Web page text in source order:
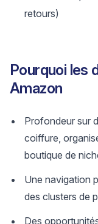
retours)
Pourquoi les
Amazon
Profondeur sur
coiffure,
boutique de
Une navigation
des clusters de
Des